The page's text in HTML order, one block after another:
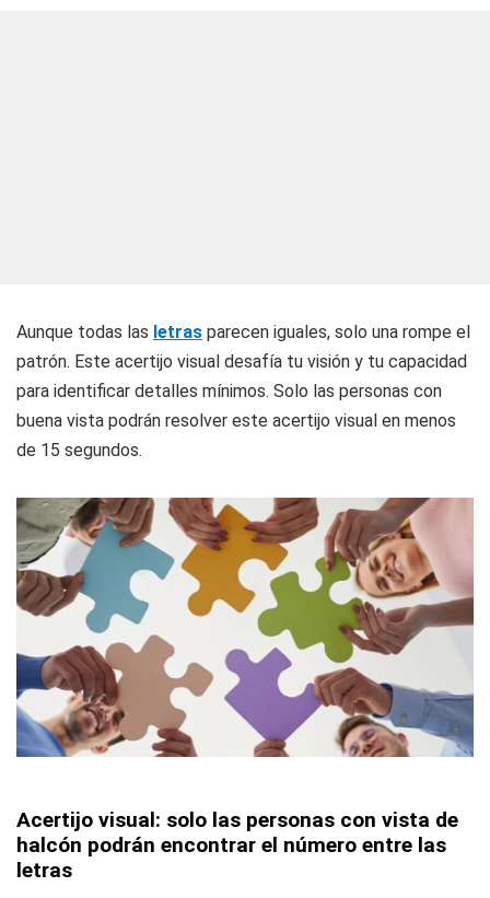
Aunque todas las letras parecen iguales, solo una rompe el
patrón. Este acertijo visual desafía tu visión y tu capacidad
para identificar detalles mínimos. Solo las personas con
buena vista podrán resolver este acertijo visual en menos
de 15 segundos.
Acertijo visual: solo las personas con vista de
halcón podrán encontrar el número entre las
letras